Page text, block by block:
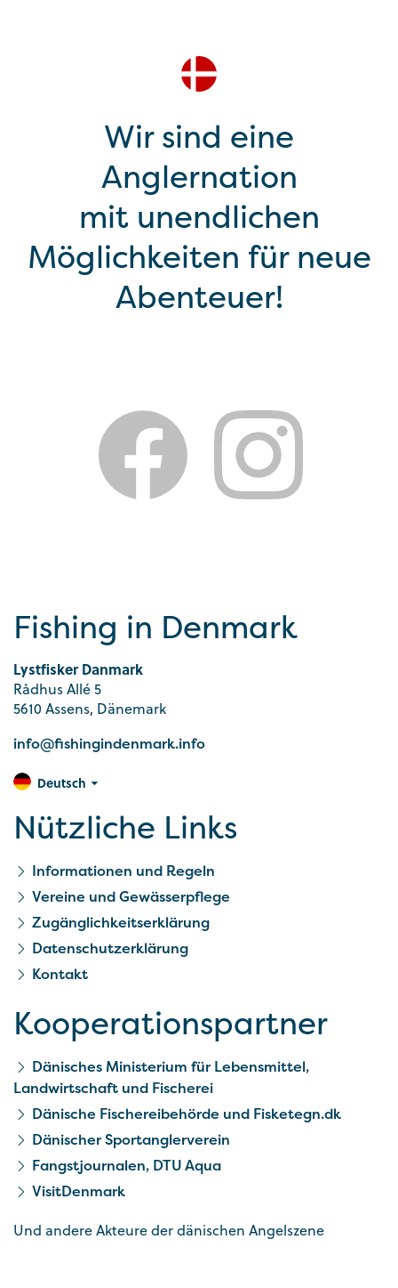
Wir sind eine
Anglernation
mit unendlichen
Möglichkeiten für neue
Abenteuer!
Fishing in Denmark
Lystfisker Danmark
Rådhus Allé 5
5610 Assens, Dänemark
info@fishingindenmark.info
Deutsch
Nützliche Links
Informationen und Regeln
Vereine und Gewässerpflege
Zugänglichkeitserklärung
Datenschutzerklärung
Kontakt
Kooperationspartner
Dänisches Ministerium für Lebensmittel,
Landwirtschaft und Fischerei
Dänische Fischereibehörde und Fisketegn.dk
Dänischer Sportanglerverein
Fangstjournalen, DTU Aqua
VisitDenmark
Und andere Akteure der dänischen Angelszene